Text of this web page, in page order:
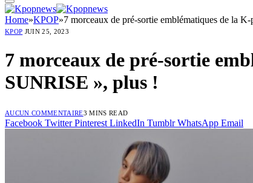
Home»KPOP»7 morceaux de pré-sortie emblématiques de la
KPOP JUIN 25, 2023
7 morceaux de pré-sortie
SUNRISE », plus !
AUCUN COMMENTAIRE3 MINS READ
Facebook Twitter Pinterest LinkedIn Tumblr WhatsApp Email